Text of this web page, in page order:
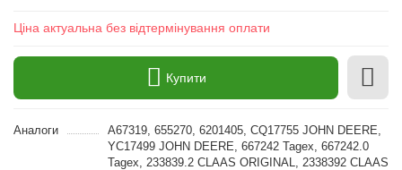
Ціна актуальна без відтермінування оплати
Купити
Аналоги
A67319, 655270, 6201405, CQ17755 JOHN DEERE,
YC17499 JOHN DEERE, 667242 Tagex, 667242.0
Tagex, 233839.2 CLAAS ORIGINAL, 2338392 CLAAS